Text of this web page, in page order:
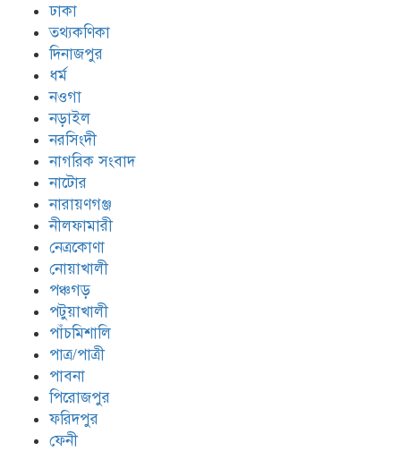
ঢাকা
তথ্যকণিকা
দিনাজপুর
ধর্ম
নওগা
নড়াইল
নরসিংদী
নাগরিক সংবাদ
নাটোর
নারায়ণগঞ্জ
নীলফামারী
নেত্রকোণা
নোয়াখালী
পঞ্চগড়
পটুয়াখালী
পাঁচমিশালি
পাত্র/পাত্রী
পাবনা
পিরোজপুর
ফরিদপুর
ফেনী